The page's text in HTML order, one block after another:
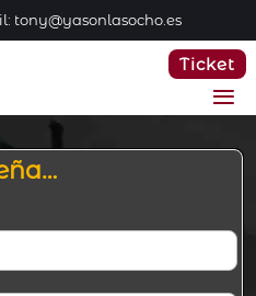
tony@yasonlasocho.es
Ticket